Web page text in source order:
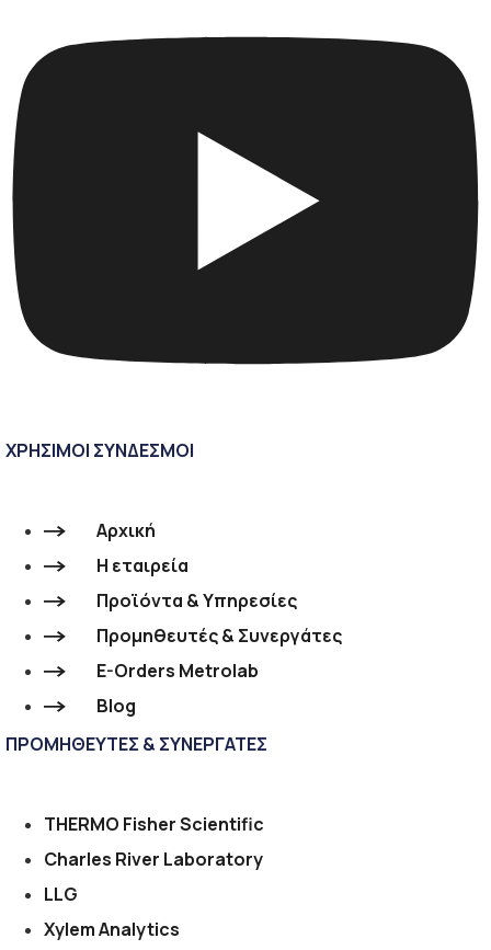
ΧΡΗΣΙΜΟΙ ΣΥΝΔΕΣΜΟΙ
Αρχική
Η εταιρεία
Προϊόντα & Υπηρεσίες
Προμηθευτές & Συνεργάτες
E-Orders Metrolab
Blog
ΠΡΟΜΗΘΕΥΤΕΣ & ΣΥΝΕΡΓΑΤΕΣ
THERMO Fisher Scientific
Charles River Laboratory
LLG
Xylem Analytics